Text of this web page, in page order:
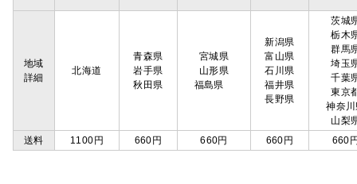
地域
詳細
北海道
青森県
岩手県
秋田県
宮城県
山形県
福島県
新潟県
富山県
石川県
福井県
長野県
茨城
栃木
群馬
埼玉
千葉
東京
神奈
山梨
送料
1100円 660円 660円 660円 660